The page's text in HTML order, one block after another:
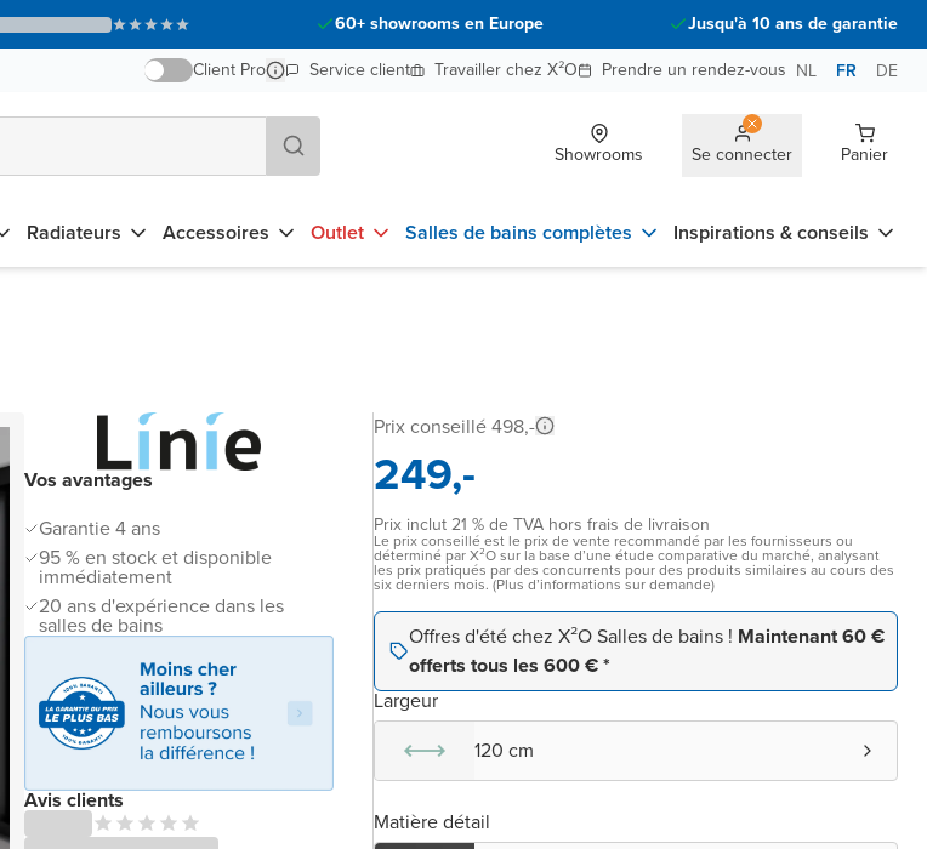
60+ showrooms en Europe
Jusqu'à 10 ans de garantie
Client Pro
Service client Travailler chez X²O Prendre un rendez-vous NL FR DE
Showrooms Se connecter Panier
Radiateurs Accessoires Outlet Salles de bains complètes Inspirations & conseils
Vos avantages
Garantie 4 ans
95 % en stock et disponible
immédiatement
20 ans d'expérience dans les
salles de bains
Avis clients
Prix conseillé 498,-
249,-
Prix inclut 21 % de TVA hors frais de livraison
Le prix conseillé est le prix de vente recommandé par les fournisseurs ou
déterminé par X²O sur la base d’une étude comparative du marché, analysant
les prix pratiqués par des concurrents pour des produits similaires au cours des
six derniers mois. (Plus d’informations sur demande)
Offres d'été chez X²O Salles de bains ! Maintenant 60 €
offerts tous les 600 € *
Largeur
120 cm
Matière détail